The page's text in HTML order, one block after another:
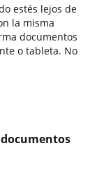
estés lejos de
la misma
documentos
o tableta. No